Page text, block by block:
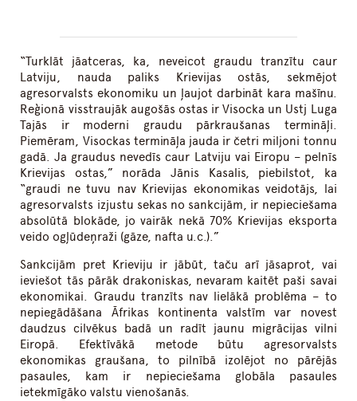
“Turklāt jāatceras, ka, neveicot graudu tranzītu caur
Latviju, nauda paliks Krievijas ostās, sekmējot
agresorvalsts ekonomiku un ļaujot darbināt kara mašīnu.
Reģionā visstraujāk augošās ostas ir Visocka un Ustj Luga
Tajās ir moderni graudu pārkraušanas termināļi.
Piemēram, Visockas termināļa jauda ir četri miljoni tonnu
gadā. Ja graudus nevedīs caur Latviju vai Eiropu – pelnīs
Krievijas ostas,” norāda Jānis Kasalis, piebilstot, ka
“graudi ne tuvu nav Krievijas ekonomikas veidotājs, lai
agresorvalsts izjustu sekas no sankcijām, ir nepieciešama
absolūtā blokāde, jo vairāk nekā 70% Krievijas eksporta
veido ogļūdeņraži (gāze, nafta u.c.).”
Sankcijām pret Krieviju ir jābūt, taču arī jāsaprot, vai
ieviešot tās pārāk drakoniskas, nevaram kaitēt paši savai
ekonomikai. Graudu tranzīts nav lielākā problēma – to
nepiegādāšana Āfrikas kontinenta valstīm var novest
daudzus cilvēkus badā un radīt jaunu migrācijas vilni
Eiropā. Efektīvākā metode būtu agresorvalsts
ekonomikas graušana, to pilnībā izolējot no pārējās
pasaules, kam ir nepieciešama globāla pasaules
ietekmīgāko valstu vienošanās.